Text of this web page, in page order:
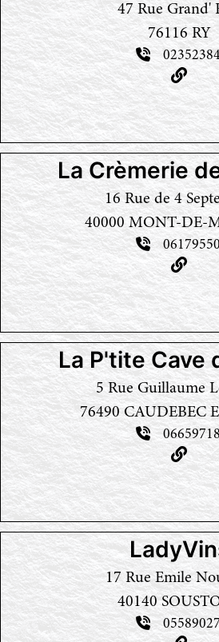
47 Rue Grand'
76116 RY
La Crèmerie
16 Rue de 4
40000 MONT-DE-
La P'tite Cave
5 Rue Guillaume
76490 CAUDEBEC
17 Rue Emile
40140